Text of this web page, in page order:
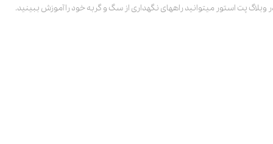
وبلاگ پت استور میتوانید راههای نگهداری از سگ و گربه خود را آموزش ببینید.